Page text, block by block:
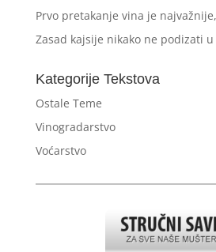
Prvo pretakanje vina je
Zasad kajsije nikako ne podizati
Kategorije Tekstova
Ostale Teme
Vinogradarstvo
Voćarstvo